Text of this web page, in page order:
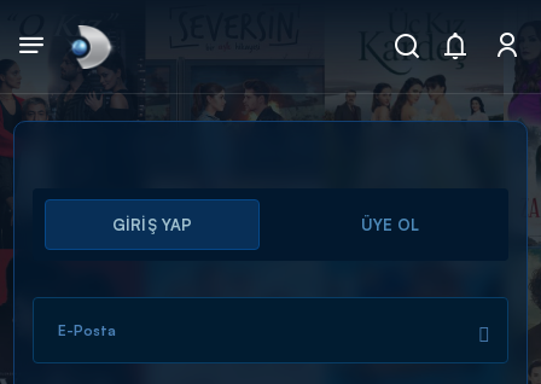
Arama
ARAMA SONUÇLARI
GİRİŞ YAP ÜYE OL
E-Posta